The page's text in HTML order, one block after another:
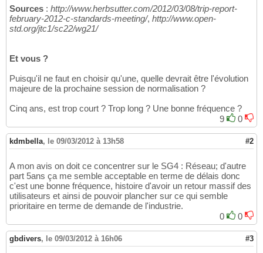
Sources : http://www.herbsutter.com/2012/03/08/trip-report-
february-2012-c-standards-meeting/, http://www.open-
std.org/jtc1/sc22/wg21/
Et vous ?
Puisqu'il ne faut en choisir qu'une, quelle devrait être l'évolution
majeure de la prochaine session de normalisation ?
Cinq ans, est trop court ? Trop long ? Une bonne fréquence ?
9
0
kdmbella, le 09/03/2012 à 13h58 #2
A mon avis on doit ce concentrer sur le SG4 : Réseau; d'autre
part 5ans ça me semble acceptable en terme de délais donc
c'est une bonne fréquence, histoire d'avoir un retour massif des
utilisateurs et ainsi de pouvoir plancher sur ce qui semble
prioritaire en terme de demande de l'industrie.
0
0
gbdivers, le 09/03/2012 à 16h06 #3